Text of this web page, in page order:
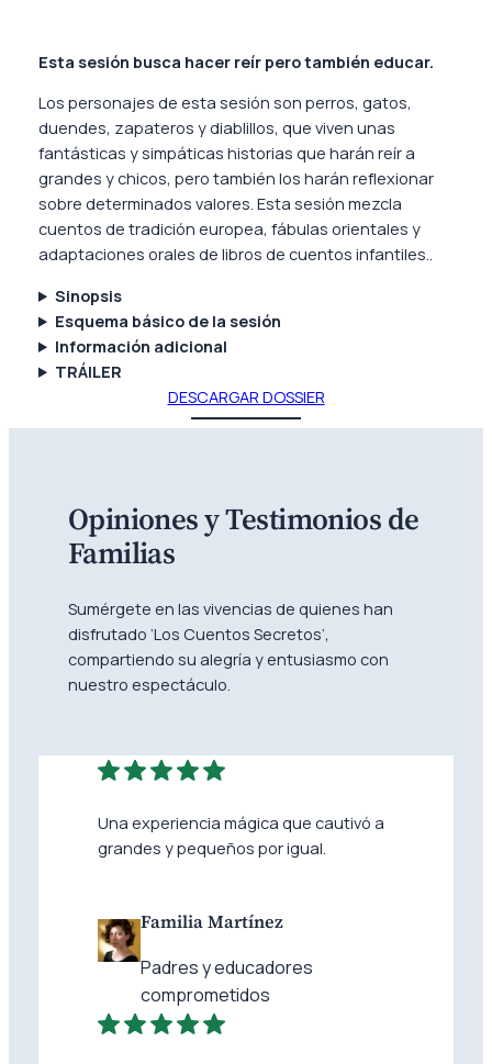
Esta sesión busca hacer reír pero también educar.
Los personajes de esta sesión son perros, gatos,
duendes, zapateros y diablillos, que viven unas
fantásticas y simpáticas historias que harán reír a
grandes y chicos, pero también los harán reflexionar
sobre determinados valores. Esta sesión mezcla
cuentos de tradición europea, fábulas orientales y
adaptaciones orales de libros de cuentos infantiles..
Sinopsis
Esquema básico de la sesión
Información adicional
TRÁILER
DESCARGAR DOSSIER
Opiniones y Testimonios de
Familias
Sumérgete en las vivencias de quienes han
disfrutado ‘Los Cuentos Secretos’,
compartiendo su alegría y entusiasmo con
nuestro espectáculo.
Una experiencia mágica que cautivó a
grandes y pequeños por igual.
Familia Martínez
Padres y educadores
comprometidos